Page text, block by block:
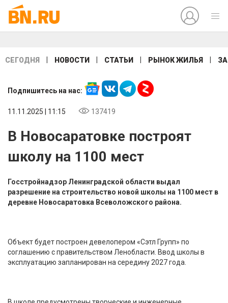
СЕГОДНЯ НОВОСТИ СТАТЬИ РЫНОК ЖИЛЬЯ
Подпишитесь на нас:
11.11.2025 | 11:15 137419
В Новосаратовке построят
школу на 1100 мест
Госстройнадзор Ленинградской области выдал
разрешение на строительство новой школы на 1100 мест в
деревне Новосаратовка Всеволожского района.
Объект будет построен девелопером «Сэтл Групп» по
соглашению с правительством Ленобласти. Ввод школы в
эксплуатацию запланирован на середину 2027 года.